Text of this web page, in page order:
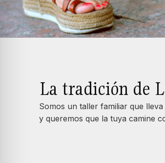
La tradición de
Somos un taller familiar que
y queremos que la tuya camine